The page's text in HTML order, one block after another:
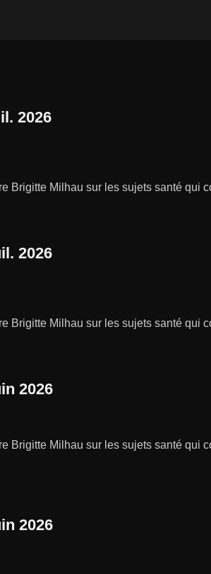
2026
Brigitte Milhau sur les sujets santé qui
2026
Brigitte Milhau sur les sujets santé qui
2026
Brigitte Milhau sur les sujets santé qui
2026